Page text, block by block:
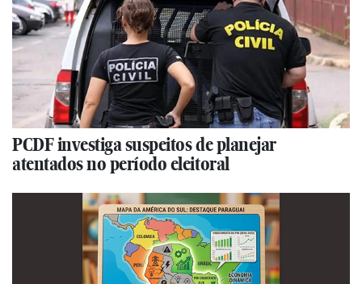
PCDF investiga suspeitos de planejar
atentados no período eleitoral